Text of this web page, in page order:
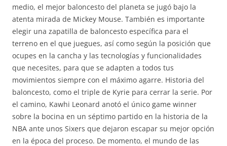
medio, el mejor baloncesto del planeta se jugó bajo la
atenta mirada de Mickey Mouse. También es importante
elegir una zapatilla de baloncesto específica para el
terreno en el que juegues, así como según la posición que
ocupes en la cancha y las tecnologías y funcionalidades
que necesites, para que se adapten a todos tus
movimientos siempre con el máximo agarre. Historia del
baloncesto, como el triple de Kyrie para cerrar la serie. Por
el camino, Kawhi Leonard anotó el único game winner
sobre la bocina en un séptimo partido en la historia de la
NBA ante unos Sixers que dejaron escapar su mejor opción
en la época del proceso. De momento, el mundo de las